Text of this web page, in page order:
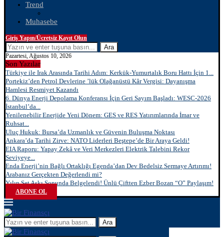
Trend
Muhasebe
Giriş Yapın/Ücretsiz Kayıt Olun
Ara
Pazartesi, Ağustos 10, 2026
Son Yazılar
Türkiye ile Irak Arasında Tarihi Adım: Kerkük-Yumurtalık Boru Hattı İçin 1...
Portekiz’den Petrol Devlerine ’lük Olağanüstü Kâr Vergisi: Dayanışma
Hamlesi Resmiyet Kazandı
6. Dünya Enerji Depolama Konferansı İçin Geri Sayım Başladı: WESC-2026
İstanbul’da...
Yenilenebilir Enerjide Yeni Dönem: GES ve RES Yatırımlarında İmar ve
Ruhsat...
Uluç Hukuk: Bursa’da Uzmanlık ve Güvenin Buluşma Noktası
Ankara’da Tarihi Zirve: NATO Liderleri Beştepe’de Bir Araya Geldi!
EIA Raporu: Yapay Zekâ ve Veri Merkezleri Elektrik Talebini Rekor
Seviyeye...
Enda Enerji’nin Bağlı Ortaklığı Egenda’dan Dev Bedelsiz Sermaye Artırımı!
Arabanız Gerçekten Değerlendi mi?
Yılın Set Aşkı Sonunda Belgelendi! Ünlü Çiftten Ezber Bozan “O” Paylaşım!
ABONE OL
Ara